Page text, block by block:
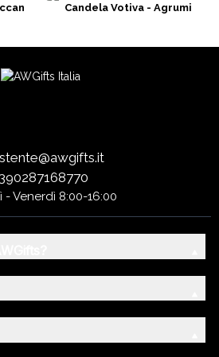
Candela Votiva - Agrumi
- Venerdì 8:00-16:00